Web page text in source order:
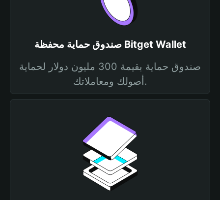
صندوق حماية محفظة Bitget Wallet
صندوق حماية بقيمة 300 مليون دولار لحماية
أصولك ومعاملاتك.